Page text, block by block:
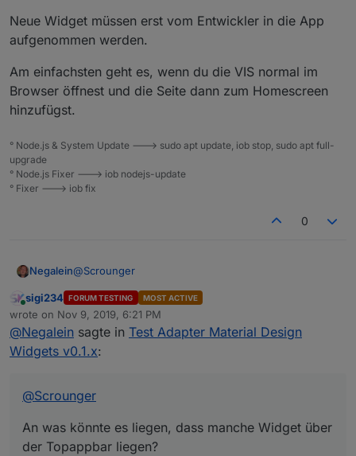
Neue Widget müssen erst vom Entwickler in die App
aufgenommen werden.
Am einfachsten geht es, wenn du die VIS normal im
Browser öffnest und die Seite dann zum Homescreen
hinzufügst.
° Node.js & System Update ---> sudo apt update, iob stop, sudo apt full-
upgrade
° Node.js Fixer ---> iob nodejs-update
° Fixer ---> iob fix
0
Negalein@Scrounger
An was könnte es liegen, dass manche Widget über
der Topappbar liegen?
Toppappbar = Z-Index: 100
Widget = Z-Index: 50
Online
sigi234 FORUM TESTING MOST ACTIVE
wrote on Nov 9, 2019, 6:21 PM
last edited by
@Negalein sagte in Test Adapter Material Design
Widgets v0.1.x:
@Scrounger
An was könnte es liegen, dass manche Widget über
der Topappbar liegen?